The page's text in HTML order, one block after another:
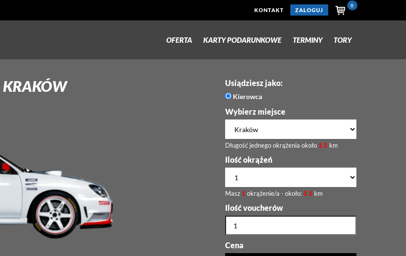
KONTAKT ZALOGUJ
0
OFERTA KARTY PODARUNKOWE TERMINY TORY
KRAKÓW Usiądziesz jako:
Kierowca
Wybierz miejsce
Długość jednego okrążenia około 1.5 km
Ilość okrążeń
Masz 1 okrążenie/a - około: 1.5 km
Ilość voucherów
Cena